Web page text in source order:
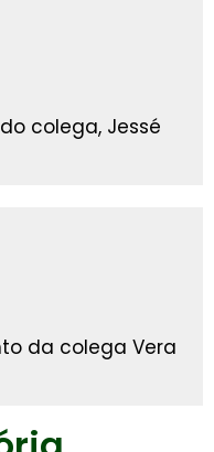
colega, Jessé
da colega Vera